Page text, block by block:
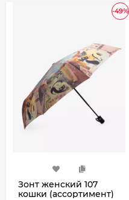
-49%
Зонт женский 107
кошки (ассортимент)